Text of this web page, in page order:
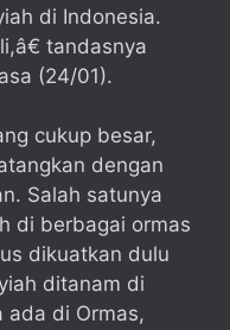
di Indonesia.
tandasnya
(24/01).
cukup besar,
dengan
Salah satunya
di berbagai ormas
dikuatkan dulu
ditanam di
ada di Ormas,